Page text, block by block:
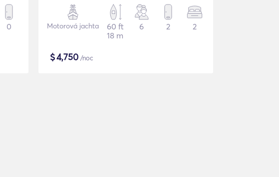
0 Motorová jachta
60 ft
18 m
6 2 2
$4,750 /noc